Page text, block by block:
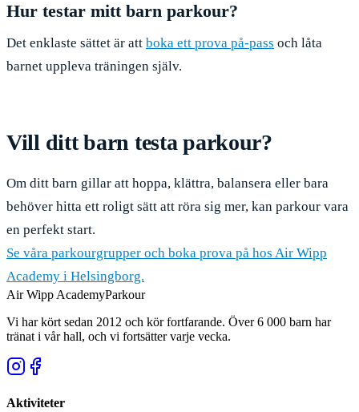
Hur testar mitt barn parkour?
Det enklaste sättet är att boka ett prova på-pass och låta
barnet uppleva träningen själv.
Vill ditt barn testa parkour?
Om ditt barn gillar att hoppa, klättra, balansera eller bara
behöver hitta ett roligt sätt att röra sig mer, kan parkour vara
en perfekt start.
Se våra parkourgrupper och boka prova på hos Air Wipp
Academy i Helsingborg.
Air Wipp AcademyParkour
Vi har kört sedan 2012 och kör fortfarande. Över 6 000 barn har
tränat i vår hall, och vi fortsätter varje vecka.
Aktiviteter